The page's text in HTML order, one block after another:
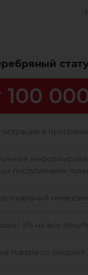
100
в
поступлениях
- 5% на все
товара со скидкой